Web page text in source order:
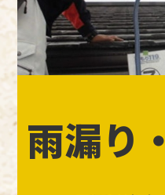
雨漏り